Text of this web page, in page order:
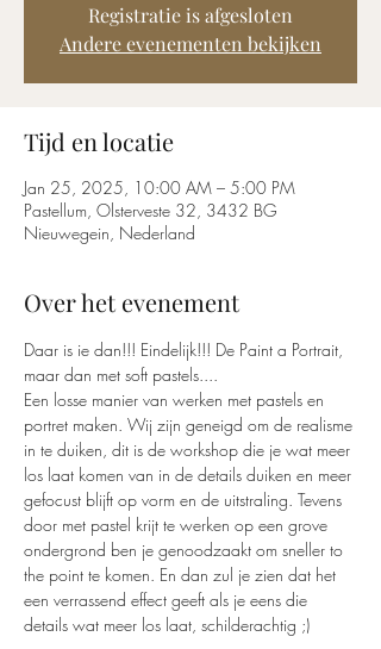
Registratie is afgesloten
Andere evenementen bekijken
Tijd en locatie
Jan 25, 2025, 10:00 AM – 5:00 PM
Pastellum, Olsterveste 32, 3432 BG
Nieuwegein, Nederland
Over het evenement
Daar is ie dan!!! Eindelijk!!! De Paint a Portrait,
maar dan met soft pastels....
Een losse manier van werken met pastels en
portret maken. Wij zijn geneigd om de realisme
in te duiken, dit is de workshop die je wat meer
los laat komen van in de details duiken en meer
gefocust blijft op vorm en de uitstraling. Tevens
door met pastel krijt te werken op een grove
ondergrond ben je genoodzaakt om sneller to
the point te komen. En dan zul je zien dat het
een verrassend effect geeft als je eens die
details wat meer los laat, schilderachtig ;)